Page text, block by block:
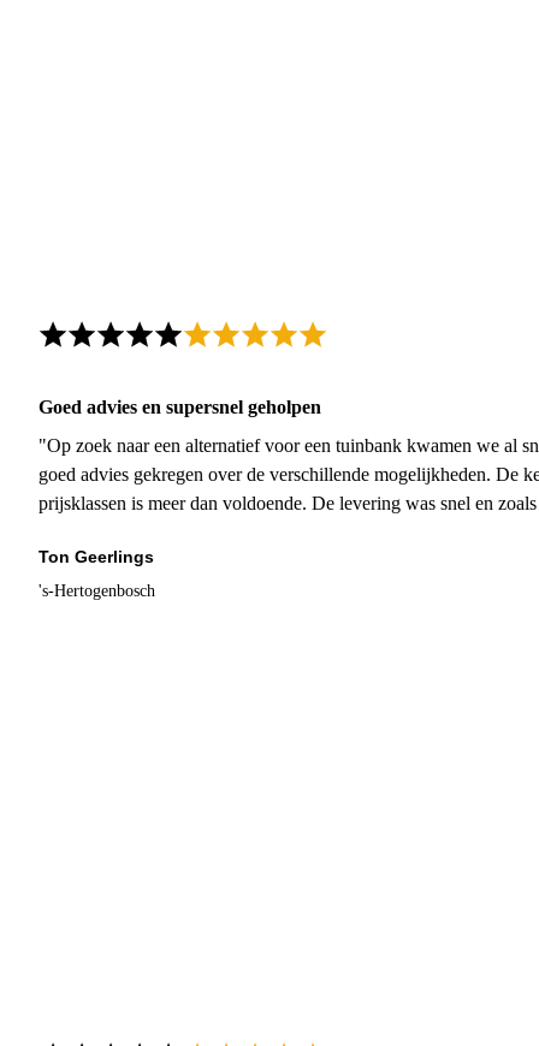
Goed advies en supersnel geholpen
"Op zoek naar een alternatief voor een tuinbank kwamen we al
goed advies gekregen over de verschillende mogelijkheden. De
prijsklassen is meer dan voldoende. De levering was snel en
Ton Geerlings
's-Hertogenbosch